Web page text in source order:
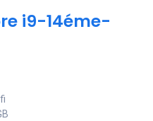
i9-14éme-